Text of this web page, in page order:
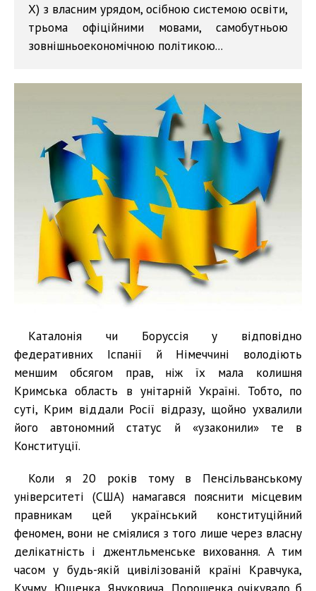
Х) з власним урядом, осібною системою освіти,
трьома офіційними мовами, самобутньою
зовнішньоекономічною політикою...
Каталонія чи Боруссія у відповідно
федеративних Іспанії й Німеччині володіють
меншим обсягом прав, ніж їх мала колишня
Кримська область в унітарній Україні. Тобто, по
суті, Крим віддали Росії відразу, щойно ухвалили
його автономний статус й «узаконили» те в
Конституції.
Коли я 20 років тому в Пенсільванському
університеті (США) намагався пояснити місцевим
правникам цей український конституційний
феномен, вони не сміялися з того лише через власну
делікатність і джентльменське виховання. А тим
часом у будь-якій цивілізованій країні Кравчука,
Кучму, Ющенка, Януковича, Порошенка очікувало б